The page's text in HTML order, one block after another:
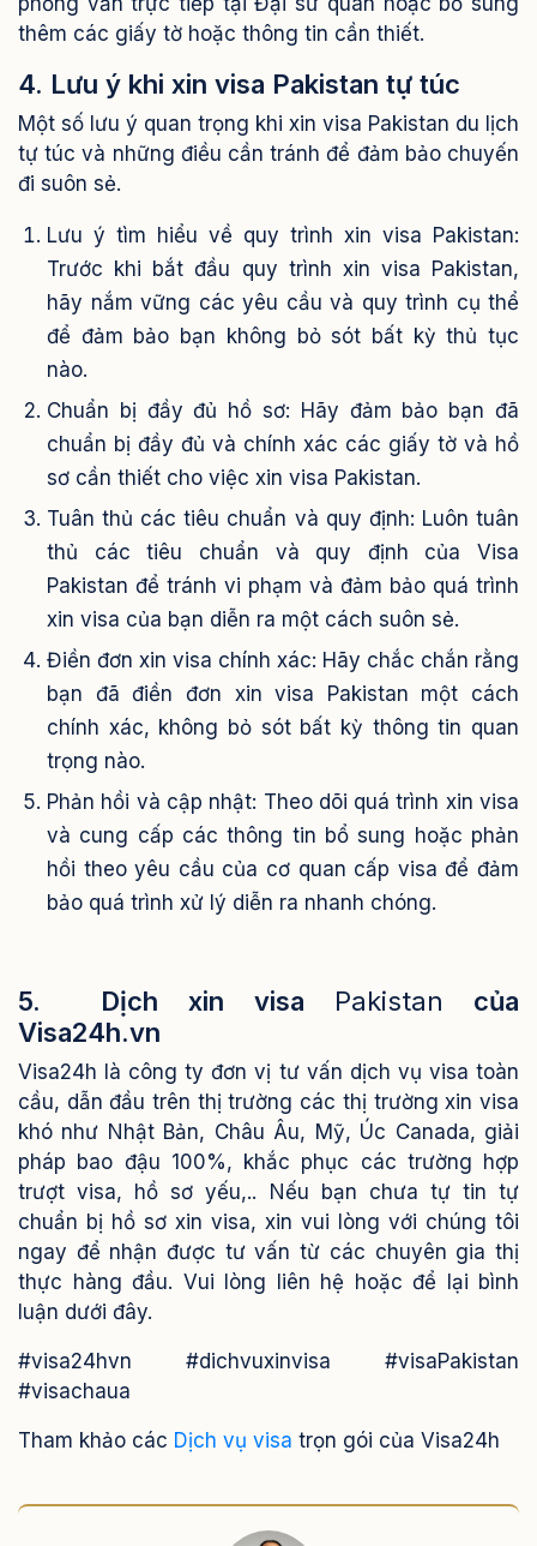
thêm các giấy tờ hoặc thông tin cần thiết.
4. Lưu ý khi xin visa Pakistan tự túc
Một số lưu ý quan trọng khi xin visa Pakistan du lịch
tự túc và những điều cần tránh để đảm bảo chuyến
đi suôn sẻ.
Lưu ý tìm hiểu về quy trình xin visa Pakistan:
Trước khi bắt đầu quy trình xin visa Pakistan,
hãy nắm vững các yêu cầu và quy trình cụ thể
để đảm bảo bạn không bỏ sót bất kỳ thủ tục
nào.
Chuẩn bị đầy đủ hồ sơ: Hãy đảm bảo bạn đã
chuẩn bị đầy đủ và chính xác các giấy tờ và hồ
sơ cần thiết cho việc xin visa Pakistan.
Tuân thủ các tiêu chuẩn và quy định: Luôn tuân
thủ các tiêu chuẩn và quy định của Visa
Pakistan để tránh vi phạm và đảm bảo quá trình
xin visa của bạn diễn ra một cách suôn sẻ.
Điền đơn xin visa chính xác: Hãy chắc chắn rằng
bạn đã điền đơn xin visa Pakistan một cách
chính xác, không bỏ sót bất kỳ thông tin quan
trọng nào.
Phản hồi và cập nhật: Theo dõi quá trình xin visa
và cung cấp các thông tin bổ sung hoặc phản
hồi theo yêu cầu của cơ quan cấp visa để đảm
bảo quá trình xử lý diễn ra nhanh chóng.
5. Dịch xin visa Pakistan của
Visa24h.vn
Visa24h là công ty đơn vị tư vấn dịch vụ visa toàn
cầu, dẫn đầu trên thị trường các thị trường xin visa
khó như Nhật Bản, Châu Âu, Mỹ, Úc Canada, giải
pháp bao đậu 100%, khắc phục các trường hợp
trượt visa, hồ sơ yếu,..
Nếu bạn chưa tự tin tự
chuẩn bị hồ sơ xin visa, xin vui lòng với chúng tôi
ngay để nhận được tư vấn từ các chuyên gia thị
thực hàng đầu. Vui lòng liên hệ hoặc để lại bình
luận dưới đây.
#visa24hvn #dichvuxinvisa #visaPakistan
#visachaua
Tham khảo các Dịch vụ visa trọn gói của Visa24h